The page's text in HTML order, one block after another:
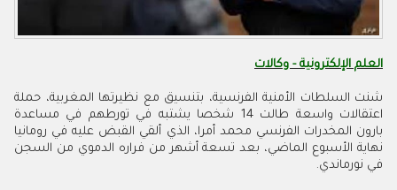
العلم الإلكترونية - وكالات
شنت السلطات الأمنية الفرنسية، بتنسيق مع نظيرتها المغربية، حملة
اعتقالات واسعة طالت 14 شخصا يشتبه في تورطهم في مساعدة
بارون المخدرات الفرنسي محمد أمرا، الذي ألقي القبض عليه في رومانيا
نهاية الأسبوع الماضي، بعد تسعة أشهر من فراره الدموي من السجن
في نورماندي.